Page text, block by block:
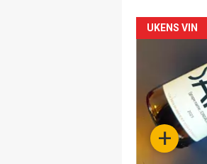
Forsiden
akkurat
nå
-
+
UKENS VIN